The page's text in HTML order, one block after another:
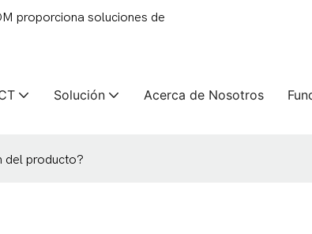
proporciona soluciones de
Solución Acerca de Nosotros
del producto?